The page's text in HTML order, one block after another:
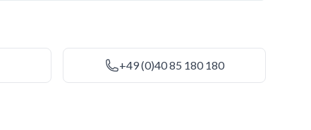
+49 (0)40 85 180 180